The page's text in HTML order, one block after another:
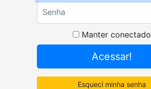
Senha
Senha
Manter conectado
Acessar!
Esqueci minha senha